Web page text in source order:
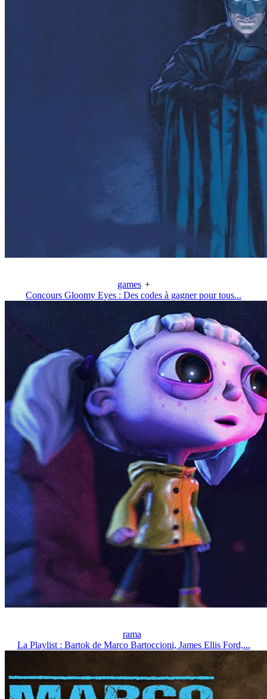
games +
Concours Gloomy Eyes : Des codes à gagner pour tous...
rama
La Playlist : Bartok de Marco Bartoccioni, James Ellis Ford,...